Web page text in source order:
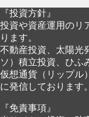
『投資方針』
投資や資産運用のリ
ります。
不動産投資、太陽光
ソ）積立投資、ひふ
仮想通貨（リップル
に発信しております。
『免責事項』